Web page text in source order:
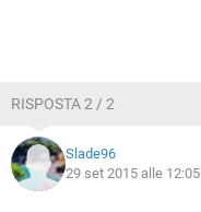
RISPOSTA 2 / 2
Slade96
29 set 2015 alle 12:05